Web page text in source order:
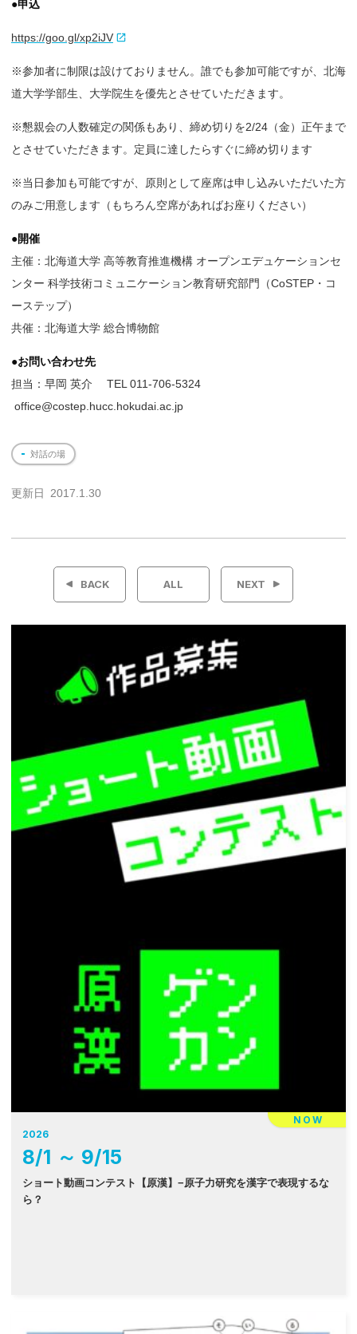
●申込
https://goo.gl/xp2iJV
※参加者に制限は設けておりません。誰でも参加可能ですが、北海
道大学学部生、大学院生を優先とさせていただきます。
※懇親会の人数確定の関係もあり、締め切りを2/24（金）正午まで
とさせていただきます。定員に達したらすぐに締め切ります
※当日参加も可能ですが、原則として座席は申し込みいただいた方
のみご用意します（もちろん空席があればお座りください）
●開催
主催：北海道大学 高等教育推進機構 オープンエデュケーションセ
ンター 科学技術コミュニケーション教育研究部門（CoSTEP・コ
ーステップ）
共催：北海道大学 総合博物館
●お問い合わせ先
担当：早岡 英介 TEL 011-706-5324
office@costep.hucc.hokudai.ac.jp
対話の場
更新日 2017.1.30
投
ョ
ン
BACK ALL NEXT
NOW
2026
8/1 ～ 9/15
ショート動画コンテスト【原漢】−原子力研究を漢字で表現するな
ら？